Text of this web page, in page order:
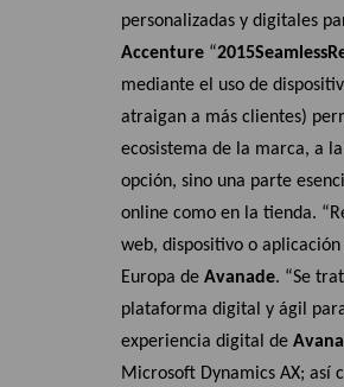
personalizadas y digitales
Accenture “2015Seamless
mediante el uso de
atraigan a más clientes)
ecosistema de la marca, a
opción, sino una parte
online como en la tienda.
web, dispositivo o
Europa de Avanade. “Se
plataforma digital y ágil
experiencia digital de
Microsoft Dynamics AX; así